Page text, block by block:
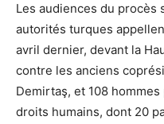
Les audiences du procès
autorités turques
avril dernier, devant la
contre les anciens
Demirtaş, et 108
droits humains, dont 20